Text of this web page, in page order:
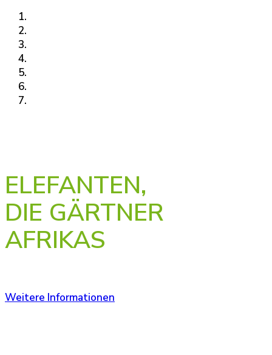
ELEFANTEN,
DIE GÄRTNER
AFRIKAS
Weitere Informationen